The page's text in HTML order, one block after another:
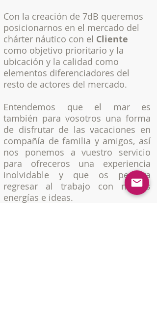
Con la creación de 7dB queremos
posicionarnos en el mercado del
chárter náutico con el Cliente
como objetivo prioritario y la
ubicación y la calidad como
elementos diferenciadores del
resto de actores del mercado.
Entendemos que el mar es
también para vosotros una forma
de disfrutar de las vacaciones en
compañía de familia y amigos, así
nos ponemos a vuestro servicio
para ofreceros una experiencia
inolvidable y que os permita
regresar al trabajo con nuevas
energías e ideas.